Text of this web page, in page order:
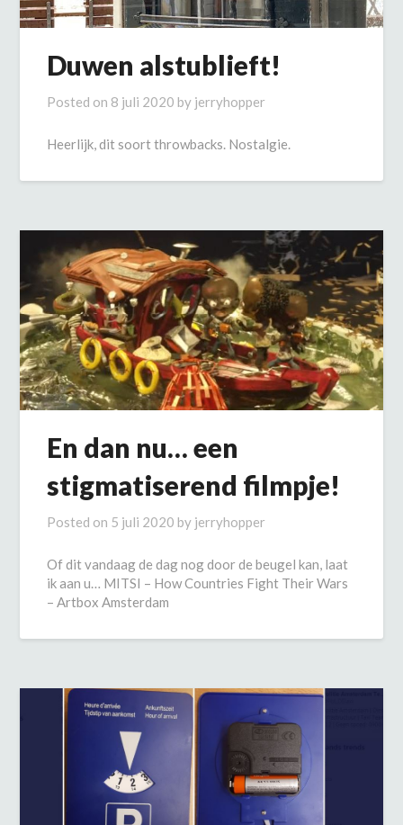
Duwen alstublieft!
Posted on 8 juli 2020 by jerryhopper
Heerlijk, dit soort throwbacks. Nostalgie.
En dan nu… een
stigmatiserend filmpje!
Posted on 5 juli 2020 by jerryhopper
Of dit vandaag de dag nog door de beugel kan, laat
ik aan u… MITSI – How Countries Fight Their Wars
– Artbox Amsterdam